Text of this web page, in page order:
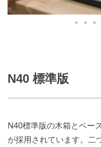
N40 標準版
N40標準版の木箱とベー
が採用されています。二